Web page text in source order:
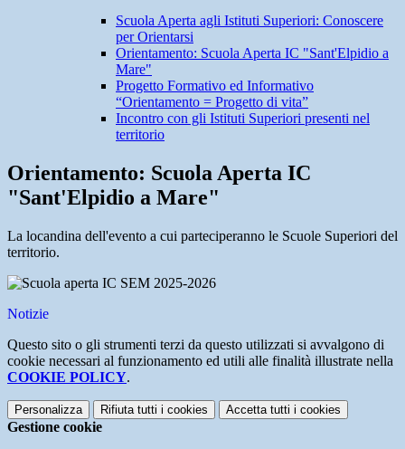
Scuola Aperta agli Istituti Superiori: Conoscere
per Orientarsi
Orientamento: Scuola Aperta IC "Sant'Elpidio a
Mare"
Progetto Formativo ed Informativo
“Orientamento = Progetto di vita”
Incontro con gli Istituti Superiori presenti nel
territorio
Orientamento: Scuola Aperta IC
"Sant'Elpidio a Mare"
La locandina dell'evento a cui parteciperanno le Scuole Superiori del
territorio.
Notizie
Questo sito o gli strumenti terzi da questo utilizzati si avvalgono di
cookie necessari al funzionamento ed utili alle finalità illustrate nella
COOKIE POLICY.
Personalizza Rifiuta tutti i cookies Accetta tutti i cookies
Gestione cookie